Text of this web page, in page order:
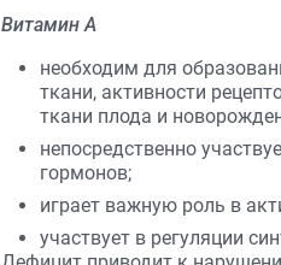
Витамин А
необходим для
ткани, активности
ткани плода и
непосредственно
гормонов;
играет важную роль в
участвует в регуляции